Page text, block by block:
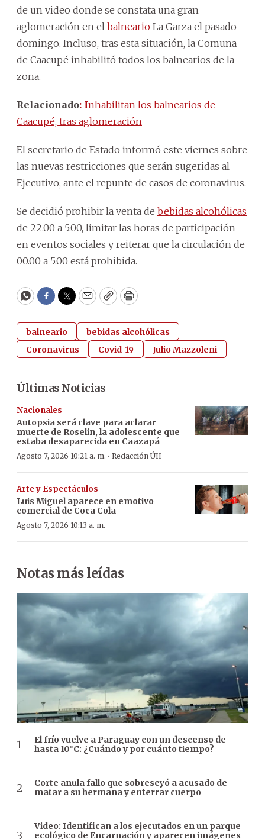
de un video donde se constata una gran
aglomeración en el balneario La Garza el pasado
domingo. Incluso, tras esta situación, la Comuna
de Caacupé inhabilitó todos los balnearios de la
zona.
Relacionado: Inhabilitan los balnearios de
Caacupé, tras aglomeración
El secretario de Estado informó este viernes sobre
las nuevas restricciones que serán sugeridas al
Ejecutivo, ante el repunte de casos de coronavirus.
Se decidió prohibir la venta de bebidas alcohólicas
de 22.00 a 5.00, limitar las horas de participación
en eventos sociales y reiterar que la circulación de
00.00 a 5.00 está prohibida.
WhatsApp
Facebook
Twitter
EmailCopyPrint
balneario
bebidas alcohólicas
Coronavirus
Covid-19 Julio Mazzoleni
Últimas Noticias
Nacionales
Autopsia será clave para aclarar
muerte de Roselin, la adolescente que
estaba desaparecida en Caazapá
Agosto 7, 2026 10:21 a. m. · Redacción ÚH
Arte y Espectáculos
Luis Miguel aparece en emotivo
comercial de Coca Cola
Agosto 7, 2026 10:13 a. m.
Notas más leídas
El frío vuelve a Paraguay con un descenso de
hasta 10°C: ¿Cuándo y por cuánto tiempo?
Corte anula fallo que sobreseyó a acusado de
matar a su hermana y enterrar cuerpo
Video: Identifican a los ejecutados en un parque
ecológico de Encarnación y aparecen imágenes